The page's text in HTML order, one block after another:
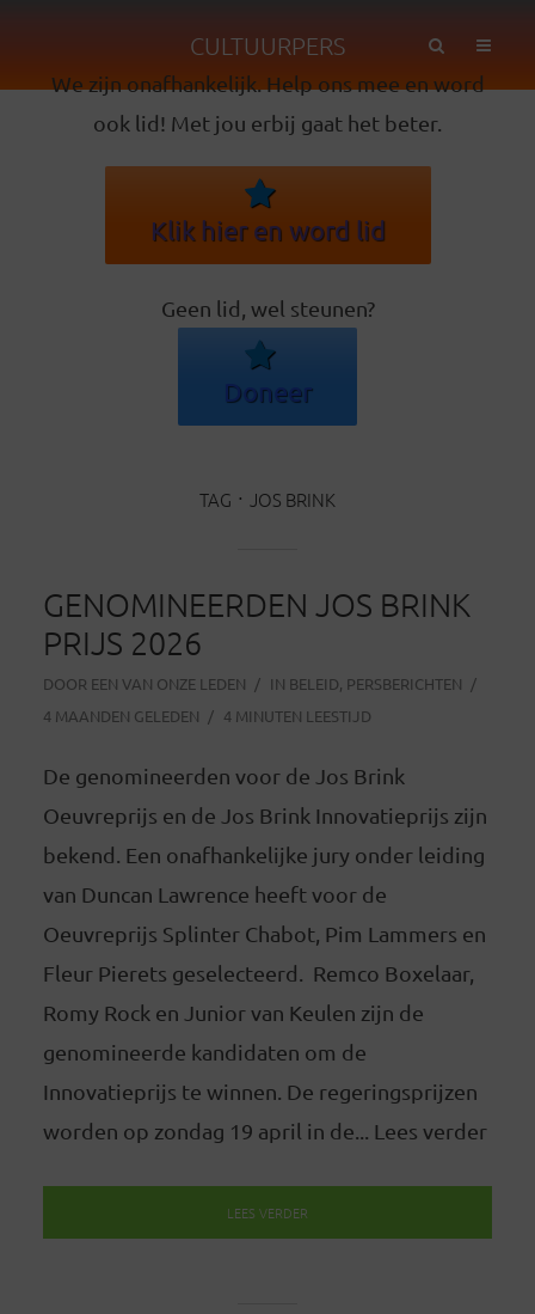
CULTUURPERS
We zijn onafhankelijk. Help ons mee en word
ook lid! Met jou erbij gaat het beter.
Klik hier en word lid
Geen lid, wel steunen?
Doneer
TAG JOS BRINK
GENOMINEERDEN JOS BRINK
PRIJS 2026
DOOR EEN VAN ONZE LEDEN IN BELEID, PERSBERICHTEN
4 MAANDEN GELEDEN
4 MINUTEN LEESTIJD
De genomineerden voor de Jos Brink
Oeuvreprijs en de Jos Brink Innovatieprijs zijn
bekend. Een onafhankelijke jury onder leiding
van Duncan Lawrence heeft voor de
Oeuvreprijs Splinter Chabot, Pim Lammers en
Fleur Pierets geselecteerd. Remco Boxelaar,
Romy Rock en Junior van Keulen zijn de
genomineerde kandidaten om de
Innovatieprijs te winnen. De regeringsprijzen
worden op zondag 19 april in de... Lees verder
LEES VERDER